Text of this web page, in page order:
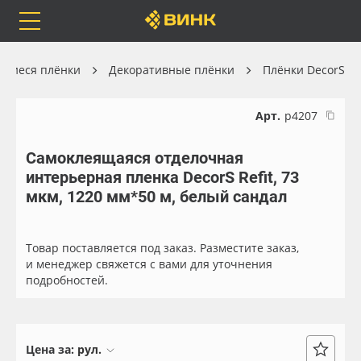
Каталог
Orafol
Бренды
Доставка
Весь каталог
Рулонные материалы
Самоклеящиеся плёнки
Листовые материалы
плёнки Декоративные плёнки Плёнки DecorS
Арт. р4207
Самоклеящаяся отделочная
интерьерная пленка DecorS Refit, 73
мкм, 1220 мм*50 м, белый сандал
Товар поставляется под заказ. Разместите заказ,
и менеджер свяжется с вами для уточнения
подробностей.
Цена за: рул.